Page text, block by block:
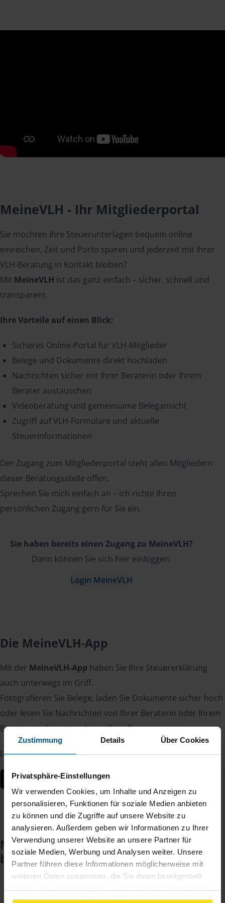
Zustimmung Details Über Cookies
Privatsphäre-Einstellungen
Wir verwenden Cookies, um Inhalte und Anzeigen zu
personalisieren, Funktionen für soziale Medien anbieten
zu können und die Zugriffe auf unsere Website zu
analysieren. Außerdem geben wir Informationen zu Ihrer
Verwendung unserer Website an unsere Partner für
soziale Medien, Werbung und Analysen weiter. Unsere
Partner führen diese Informationen möglicherweise mit
weiteren Daten zusammen, die Sie ihnen bereitgestellt
gesammelt haben. Indem Sie auf Einverstanden klicken,
MeineVLH - Ihr Mitgliederportal
Sie möchten Ihre Steuerunterlagen bequem online
einreichen, Zeit und Porto sparen und jederzeit mit Ihrer
VLH-Beratung in Kontakt bleiben?
Mit MeineVLH ist das ganz einfach – sicher, schnell und
transparent.
Ihre Vorteile auf einen Blick:
Sicheres Online-Portal für VLH-Mitglieder
Belege und Dokumente direkt hochladen
Nachrichten sicher mit Ihrer Beraterin oder Ihrem
Berater austauschen
Videoberatung und gemeinsame Belegansicht
Zugriff auf VLH-Formulare und aktuelle
Steuerinformationen
Der Zugang zum Mitgliederportal steht allen Mitgliedern
dieser Beratungsstelle offen.
Sprechen Sie mich einfach an – ich richte Ihren
persönlichen Zugang gern für Sie ein.
Sie haben bereits einen Zugang zu MeineVLH?
Dann können Sie sich hier einloggen.
Login MeineVLH
Die MeineVLH-App
Mit der MeineVLH-App haben Sie Ihre Steuererklärung
auch unterwegs im Griff.
Fotografieren Sie Belege, laden Sie Dokumente sicher hoch
oder lesen Sie Nachrichten von Ihrer Beraterin oder Ihrem
Berater – jederzeit und von überall.
Laden Sie die App kostenlos herunter:
Noch keinen Zugang? So einfach
beantragen Sie ihn.
Sie teilen mir mit, dass Sie MeineVLH nutzen